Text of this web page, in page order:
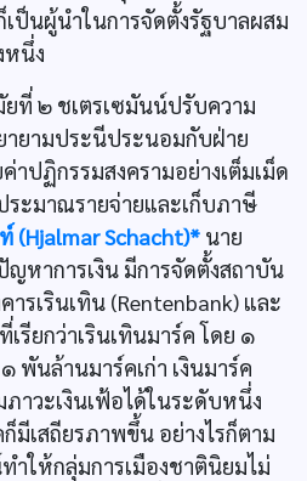
ป็นผู้นำในการจัดตั้งรัฐบาลผสม
หนึ่ง
ที่ ๒ ชเตรเซมันน์ปรับความ
ยามประนีประนอมกับฝ่าย
าปฏิกรรมสงครามอย่างเต็มเม็ด
ระมาณรายจ่ายและเก็บภาษี
(Hjalmar Schacht)* นาย
หาการเงิน มีการจัดตั้งสถาบัน
ารเรินเทิน (Rentenbank) และ
รียกว่าเรินเทินมาร์ค โดย ๑
พันล้านมาร์คเก่า เงินมาร์ค
าวะเงินเฟ้อได้ในระดับหนึ่ง
มีเสถียรภาพขึ้น อย่างไรก็ตาม
ำให้กลุ่มการเมืองชาตินิยมไม่